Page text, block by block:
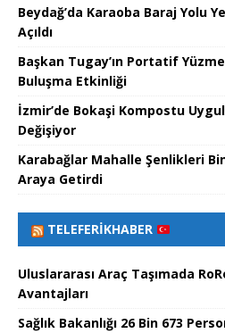
Beydağ’da Karaoba Baraj Yolu
Açıldı
Başkan Tugay’ın Portatif
Buluşma Etkinliği
İzmir’de Bokaşi Kompostu
Değişiyor
Karabağlar Mahalle Şenlikleri
Araya Getirdi
TELEFERIKHABER
Uluslararası Araç Taşımada
Avantajları
Sağlık Bakanlığı 26 Bin 673